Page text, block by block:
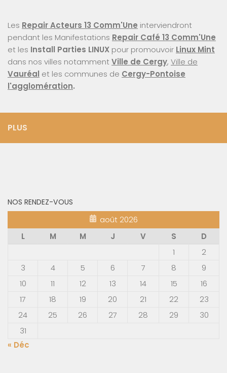
Les Repair Acteurs 13 Comm'Une interviendront
pendant les Manifestations Repair Café 13 Comm'Une
et les Install Parties LINUX pour promouvoir Linux Mint
dans nos villes notamment Ville de Cergy, Ville de
Vauréal et les communes de Cergy-Pontoise
l'agglomération.
PLUS
NOS RENDEZ-VOUS
août 2026
L
M M J V S
D
1
2
3
4 5 6 7 8
9
10
11 12 13 14 15
16
17
18 19 20 21 22
23
24
25 26 27 28 29
30
31
« Déc